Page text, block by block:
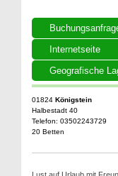
Internetseite
Geografische
01824 Königstein
Halbestadt 40
Telefon: 03502243729
20 Betten